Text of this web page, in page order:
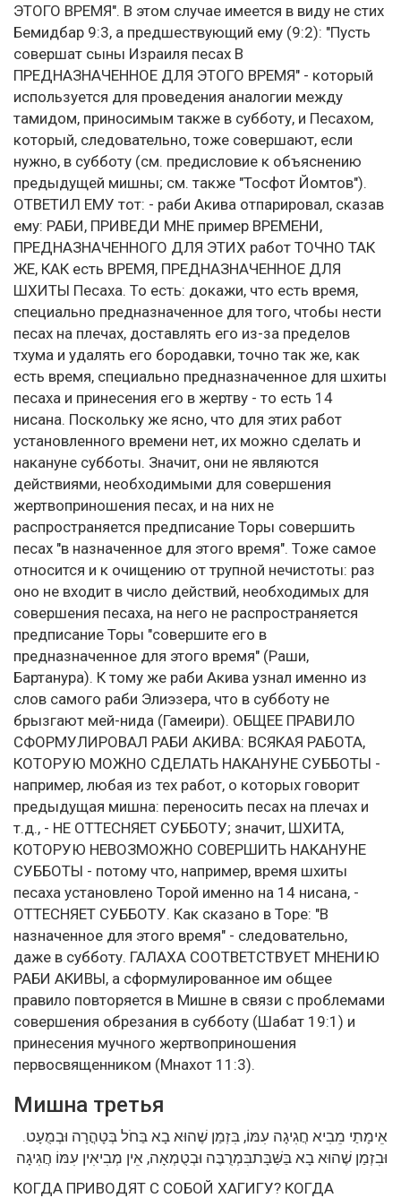
ЭТОГО ВРЕМЯ". В этом случае имеется в виду не стих
Бемидбар 9:3, а предшествующий ему (9:2): "Пусть
совершат сыны Израиля песах В
ПРЕДНАЗНАЧЕННОЕ ДЛЯ ЭТОГО ВРЕМЯ" - который
используется для проведения аналогии между
тамидом, приносимым также в субботу, и Песахом,
который, следовательно, тоже совершают, если
нужно, в субботу (см. предисловие к объяснению
предыдущей мишны; см. также "Тосфот Йомтов").
ОТВЕТИЛ ЕМУ тот: - раби Акива отпарировал, сказав
ему: РАБИ, ПРИВЕДИ МНЕ пример ВРЕМЕНИ,
ПРЕДНАЗНАЧЕННОГО ДЛЯ ЭТИХ работ ТОЧНО ТАК
ЖЕ, КАК есть ВРЕМЯ, ПРЕДНАЗНАЧЕННОЕ ДЛЯ
ШХИТЫ Песаха. То есть: докажи, что есть время,
специально предназначенное для того, чтобы нести
песах на плечах, доставлять его из-за пределов
тхума и удалять его бородавки, точно так же, как
есть время, специально предназначенное для шхиты
песаха и принесения его в жертву - то есть 14
нисана. Поскольку же ясно, что для этих работ
установленного времени нет, их можно сделать и
накануне субботы. Значит, они не являются
действиями, необходимыми для совершения
жертвоприношения песах, и на них не
распространяется предписание Торы совершить
песах "в назначенное для этого время". Тоже самое
относится и к очищению от трупной нечистоты: раз
оно не входит в число действий, необходимых для
совершения песаха, на него не распространяется
предписание Торы "совершите его в
предназначенное для этого время" (Раши,
Бартанура). К тому же раби Акива узнал именно из
слов самого раби Элиэзера, что в субботу не
брызгают мей-нида (Гамеири). ОБЩЕЕ ПРАВИЛО
СФОРМУЛИРОВАЛ РАБИ АКИВА: ВСЯКАЯ РАБОТА,
КОТОРУЮ МОЖНО СДЕЛАТЬ НАКАНУНЕ СУББОТЫ -
например, любая из тех работ, о которых говорит
предыдущая мишна: переносить песах на плечах и
т.д., - НЕ ОТТЕСНЯЕТ СУББОТУ; значит, ШХИТА,
КОТОРУЮ НЕВОЗМОЖНО СОВЕРШИТЬ НАКАНУНЕ
СУББОТЫ - потому что, например, время шхиты
песаха установлено Торой именно на 14 нисана, -
ОТТЕСНЯЕТ СУББОТУ. Как сказано в Торе: "В
назначенное для этого время" - следовательно,
даже в субботу. ГАЛАХА СООТВЕТСТВУЕТ МНЕНИЮ
РАБИ АКИВЫ, а сформулированное им общее
правило повторяется в Мишне в связи с проблемами
совершения обрезания в субботу (Шабат 19:1) и
принесения мучного жертвоприношения
первосвященником (Мнахот 11:3).
Мишна третья
אֵימָתַי מֵבִיא חֲגִיגָה עִמּוֹ, בִּזְמַן שֶׁהוּא בָא בַּחֹל בְּטָהֳרָה וּבְמֻעָט.
וּבִזְמַן שֶׁהוּא בָא בַּשַּׁבָּתבִּמְרֻבֶּה וּבְטֻמְאָה, אֵין מְבִיאִין עִמּוֹ חֲגִיגָה
КОГДА ПРИВОДЯТ С СОБОЙ ХАГИГУ? КОГДА